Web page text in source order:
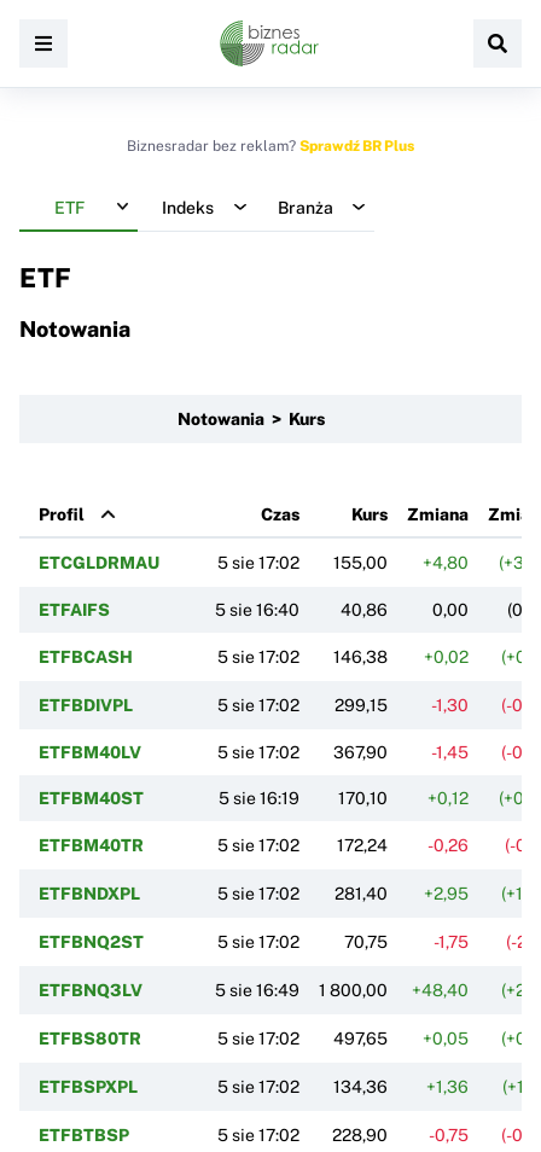
Biznesradar bez reklam? Sprawdź BR Plus
ETF Indeks Branża
ETF
Notowania
Notowania > Kurs
Profil Czas Kurs Zmiana
ETCGLDRMAU 5 sie 17:02 155,00 +4,80
ETFAIFS 5 sie 16:40 40,86 0,00
ETFBCASH 5 sie 17:02 146,38 +0,02
ETFBDIVPL 5 sie 17:02 299,15 -1,30 (-
ETFBM40LV 5 sie 17:02 367,90 -1,45 (-
ETFBM40ST 5 sie 16:19 170,10 +0,12
ETFBM40TR 5 sie 17:02 172,24 -0,26 (-
ETFBNDXPL 5 sie 17:02 281,40 +2,95
ETFBNQ2ST 5 sie 17:02 70,75 -1,75 (-
ETFBNQ3LV 5 sie 16:49 1 800,00 +48,40
ETFBS80TR 5 sie 17:02 497,65 +0,05
ETFBSPXPL 5 sie 17:02 134,36 +1,36
ETFBTBSP 5 sie 17:02 228,90 -0,75 (-